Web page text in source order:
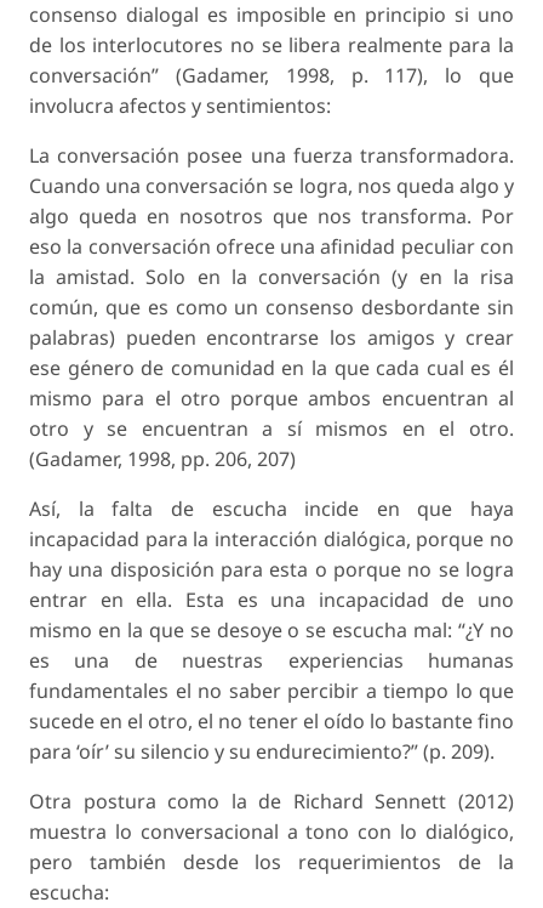
consenso dialogal es imposible en principio si uno
de los interlocutores no se libera realmente para la
conversación” (Gadamer, 1998, p. 117), lo que
involucra afectos y sentimientos:
La conversación posee una fuerza transformadora.
Cuando una conversación se logra, nos queda algo y
algo queda en nosotros que nos transforma. Por
eso la conversación ofrece una afinidad peculiar con
la amistad. Solo en la conversación (y en la risa
común, que es como un consenso desbordante sin
palabras) pueden encontrarse los amigos y crear
ese género de comunidad en la que cada cual es él
mismo para el otro porque ambos encuentran al
otro y se encuentran a sí mismos en el otro.
(Gadamer, 1998, pp. 206, 207)
Así, la falta de escucha incide en que haya
incapacidad para la interacción dialógica, porque no
hay una disposición para esta o porque no se logra
entrar en ella. Esta es una incapacidad de uno
mismo en la que se desoye o se escucha mal: “¿Y no
es una de nuestras experiencias humanas
fundamentales el no saber percibir a tiempo lo que
sucede en el otro, el no tener el oído lo bastante fino
para ‘oír’ su silencio y su endurecimiento?” (p. 209).
Otra postura como la de Richard Sennett (2012)
muestra lo conversacional a tono con lo dialógico,
pero también desde los requerimientos de la
escucha: